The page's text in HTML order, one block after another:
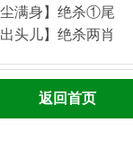
满身】绝杀①尾
头儿】绝杀两肖
返回首页